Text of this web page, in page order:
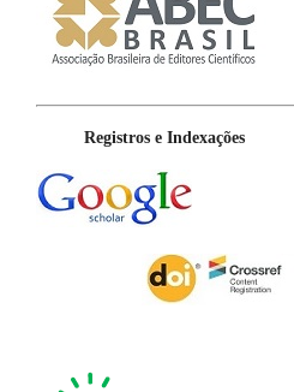
Registros e Indexações